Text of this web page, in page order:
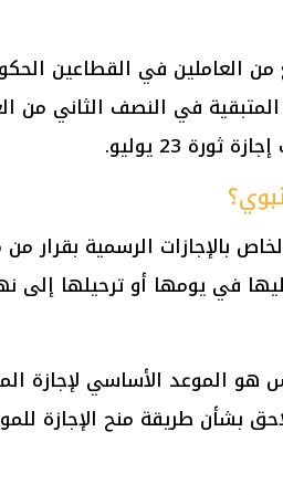
العاملين في القطاعين
في النصف الثاني من
بالإجازات الرسمية بقرار
في يومها أو ترحيلها إلى
الأربعاء 26 أغسطس هو الموعد الأساسي
بشأن طريقة منح الإجازة